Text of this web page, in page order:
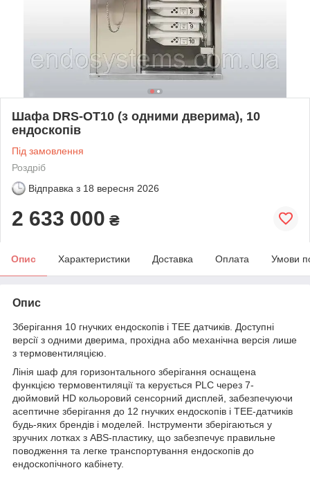
Шафа DRS-ОТ10 (з одними дверима), 10
ендоскопів
Під замовлення
Роздріб
Відправка з 18 вересня 2026
2 633 000 ₴
Опис Характеристики Доставка Оплата Умови
Опис
Зберігання 10 гнучких ендоскопів і TEE датчиків. Доступні
версії з одними дверима, прохідна або механічна версія лише
з термовентиляцією.
Лінія шаф для горизонтального зберігання оснащена
функцією термовентиляції та керується PLC через 7-
дюймовий HD кольоровий сенсорний дисплей, забезпечуючи
асептичне зберігання до 12 гнучких ендоскопів і TEE-датчиків
будь-яких брендів і моделей. Інструменти зберігаються у
зручних лотках з ABS-пластику, що забезпечує правильне
поводження та легке транспортування ендоскопів до
ендоскопічного кабінету.